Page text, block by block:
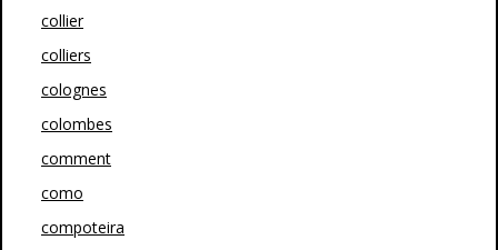
collier
colliers
colognes
colombes
comment
como
compoteira